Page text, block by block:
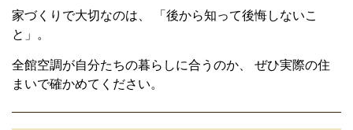
家づくりで大切なのは、 「後から知って後悔しないこ
と」。
全館空調が自分たちの暮らしに合うのか、 ぜひ実際の住
まいで確かめてください。